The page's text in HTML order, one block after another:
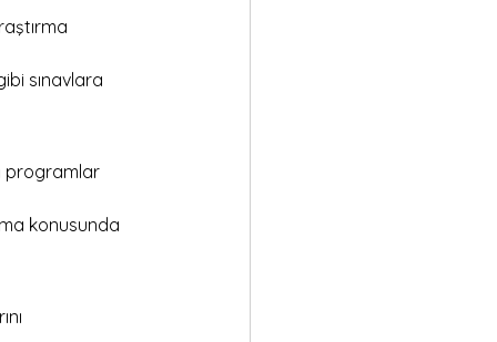
sınavlara
programlar
konusunda